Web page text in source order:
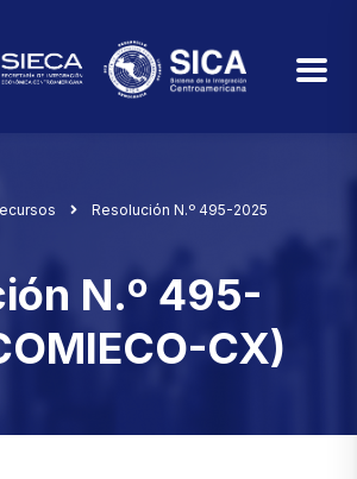
Resolución N.º 495-2025
N.º 495-
CX)